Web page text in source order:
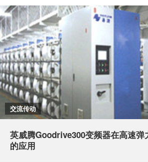
交流传动
英威腾Goodrive300变频器在高速弹
的应用